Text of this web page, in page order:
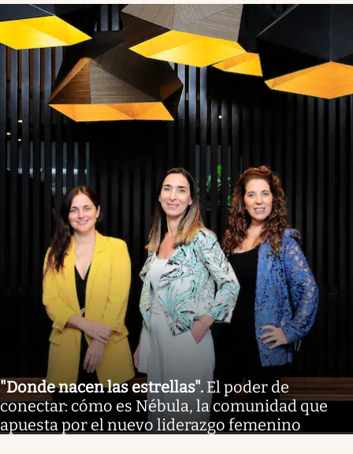
"Donde nacen las estrellas". El poder de
conectar: cómo es Nébula, la comunidad que
apuesta por el nuevo liderazgo femenino